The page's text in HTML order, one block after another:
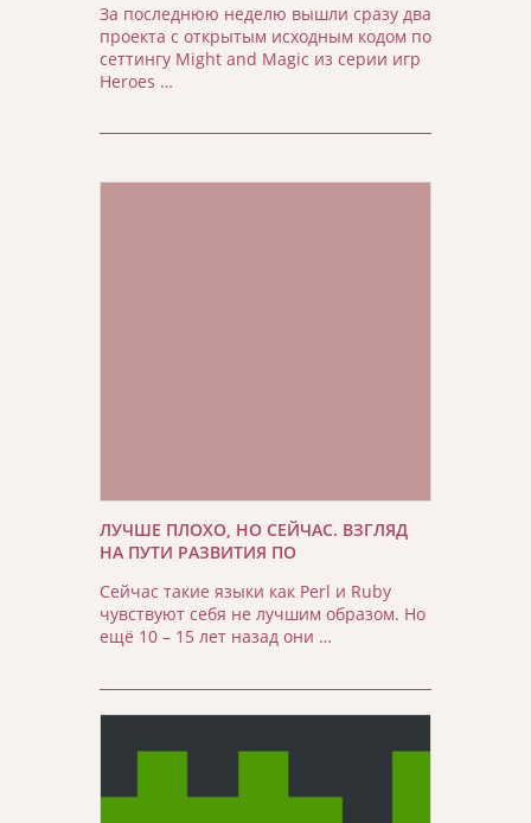
За последнюю неделю вышли сразу два
проекта с открытым исходным кодом по
сеттингу Might and Magic из серии игр
Heroes …
ЛУЧШЕ ПЛОХО, НО СЕЙЧАС. ВЗГЛЯД
НА ПУТИ РАЗВИТИЯ ПО
Сейчас такие языки как Perl и Ruby
чувствуют себя не лучшим образом. Но
ещё 10 – 15 лет назад они …